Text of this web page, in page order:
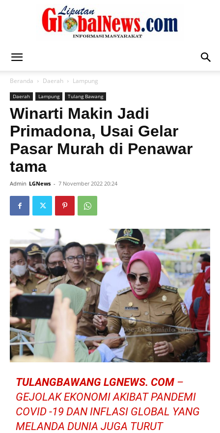
Global
News
Beranda Daerah Lampung
Daerah Lampung Tulang Bawang
Winarti Makin Jadi
Primadona, Usai Gelar
Pasar Murah di Penawar
tama
Admin LGNews - 7 November 2022 20:24
TULANGBAWANG LGNEWS. COM –
GEJOLAK EKONOMI AKIBAT PANDEMI
COVID -19 DAN INFLASI GLOBAL YANG
MELANDA DUNIA JUGA TURUT